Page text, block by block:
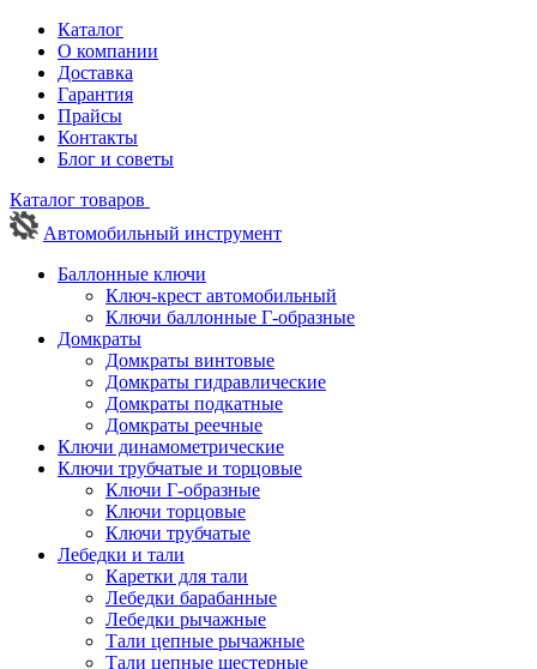
Каталог
О компании
Доставка
Гарантия
Прайсы
Контакты
Блог и советы
Каталог товаров
Автомобильный инструмент
Баллонные ключи
Ключ-крест автомобильный
Ключи баллонные Г-образные
Домкраты
Домкраты винтовые
Домкраты гидравлические
Домкраты подкатные
Домкраты реечные
Ключи динамометрические
Ключи трубчатые и торцовые
Ключи Г-образные
Ключи торцовые
Ключи трубчатые
Лебедки и тали
Каретки для тали
Лебедки барабанные
Лебедки рычажные
Тали цепные рычажные
Тали цепные шестерные